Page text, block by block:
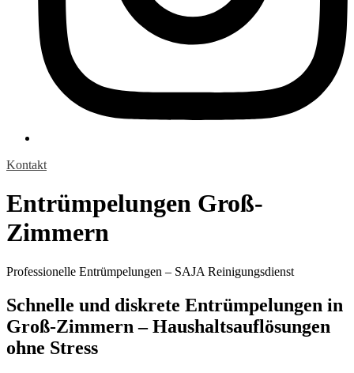
Kontakt
Entrümpelungen Groß-
Zimmern
Professionelle Entrümpelungen – SAJA Reinigungsdienst
Schnelle und diskrete Entrümpelungen in
Groß-Zimmern – Haushaltsauflösungen
ohne Stress